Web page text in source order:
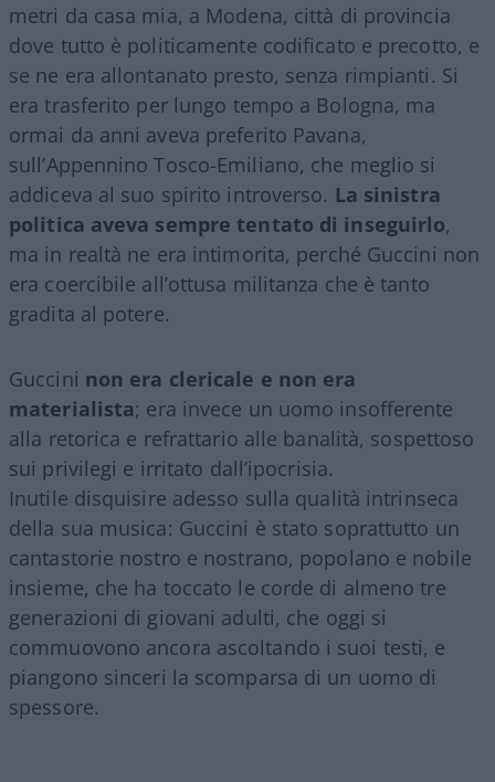
metri da casa mia, a Modena, città di provincia
dove tutto è politicamente codificato e precotto, e
se ne era allontanato presto, senza rimpianti. Si
era trasferito per lungo tempo a Bologna, ma
ormai da anni aveva preferito Pavana,
sull’Appennino Tosco-Emiliano, che meglio si
addiceva al suo spirito introverso. La sinistra
politica aveva sempre tentato di inseguirlo,
ma in realtà ne era intimorita, perché Guccini non
era coercibile all’ottusa militanza che è tanto
gradita al potere.
Guccini non era clericale e non era
materialista; era invece un uomo insofferente
alla retorica e refrattario alle banalità, sospettoso
sui privilegi e irritato dall’ipocrisia.
Inutile disquisire adesso sulla qualità intrinseca
della sua musica: Guccini è stato soprattutto un
cantastorie nostro e nostrano, popolano e nobile
insieme, che ha toccato le corde di almeno tre
generazioni di giovani adulti, che oggi si
commuovono ancora ascoltando i suoi testi, e
piangono sinceri la scomparsa di un uomo di
spessore.